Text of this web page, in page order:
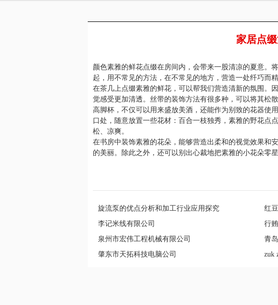
家居点
颜色素雅的鲜花点缀在房间内，会带来一股清凉的夏意。
起，用不常见的方法，在不常见的地方，营造一处纤巧而
在茶几上点缀素雅的鲜花，可以帮我们营造清新的氛围。
觉感受更加清透。丝带的装饰方法有很多种，可以将其松
高脚杯，不仅可以用来盛放美酒，还能作为别致的花器使
口处，随意放置一些花材：百合一枝独秀，素雅的野花点
松、凉爽。
在书房中装饰素雅的花朵，能够营造出柔和的视觉效果和
的美丽。除此之外，还可以别出心裁地把素雅的小花朵零
旋流泵的优点分析和加工行业应用探究 红
李记米线有限公司
行
泉州市宏伟工程机械有限公司
青
肇东市天拓科技电脑公司
zuk